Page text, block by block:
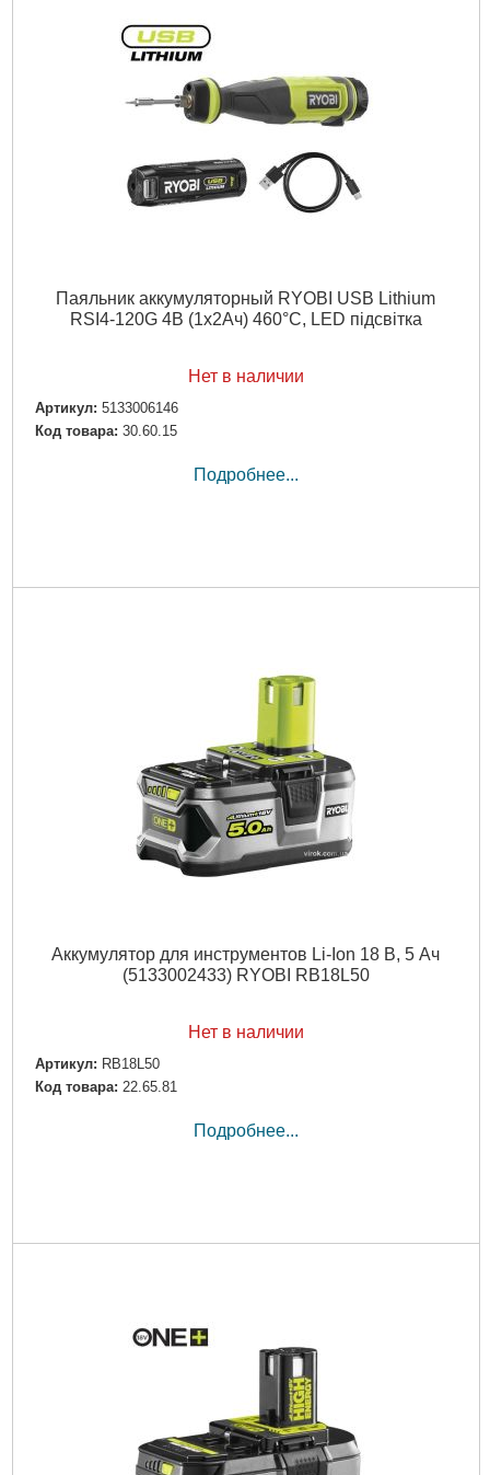
Паяльник аккумуляторный RYOBI USB Lithium
RSI4-120G 4В (1х2Ач) 460°С, LED підсвітка
Нет в наличии
Артикул: 5133006146
Код товара: 30.60.15
Подробнее...
Аккумулятор для инструментов Li-Ion 18 В, 5 Ач
(5133002433) RYOBI RB18L50
Нет в наличии
Артикул: RB18L50
Код товара: 22.65.81
Подробнее...